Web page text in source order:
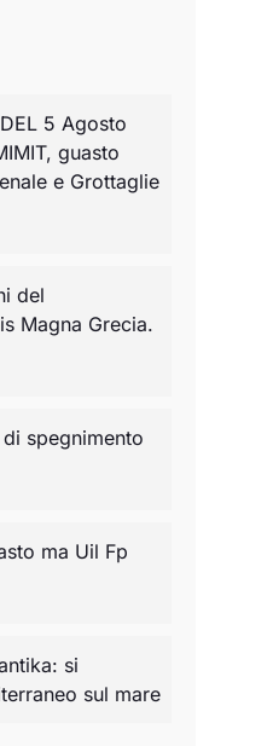
5 Agosto
guasto
e Grottaglie
del
Magna Grecia.
spegnimento
ma Uil Fp
si
sul mare